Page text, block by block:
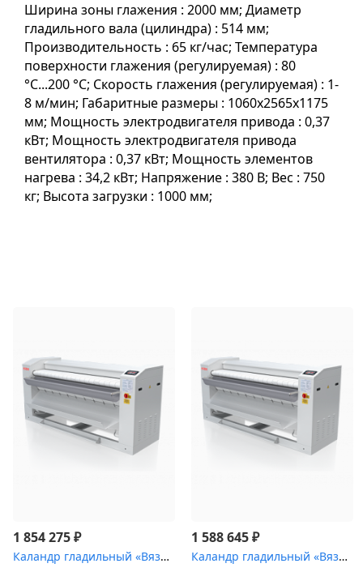
Ширина зоны глажения : 2000 мм; Диаметр
гладильного вала (цилиндра) : 514 мм;
Производительность : 65 кг/час; Температура
поверхности глажения (регулируемая) : 80
°C...200 °C; Скорость глажения (регулируемая) : 1-
8 м/мин; Габаритные размеры : 1060х2565х1175
мм; Мощность электродвигателя привода : 0,37
кВт; Мощность электродвигателя привода
вентилятора : 0,37 кВт; Мощность элементов
нагрева : 34,2 кВт; Напряжение : 380 В; Вес : 750
кг; Высота загрузки : 1000 мм;
1 854 275₽
Каландр гладильный «Вязьма» ВЕГА пар [ВК-2450П (ВК-2450П.2231)]
1 588 645₽
Каландр гладильный «Вязьма» ВЕГА пар [ВК-2250П (ВК-2250П.2231)]